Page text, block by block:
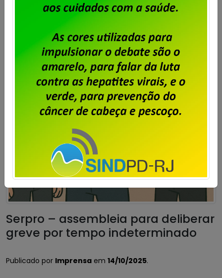
Serpro – assembleia para deliberar
greve por tempo indeterminado
Publicado por Imprensa em 14/10/2025.